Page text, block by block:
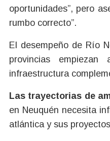
oportunidades”, pero
rumbo correcto”.
El desempeño de Río
provincias
infraestructura
Las trayectorias de
en Neuquén necesita
atlántica y sus